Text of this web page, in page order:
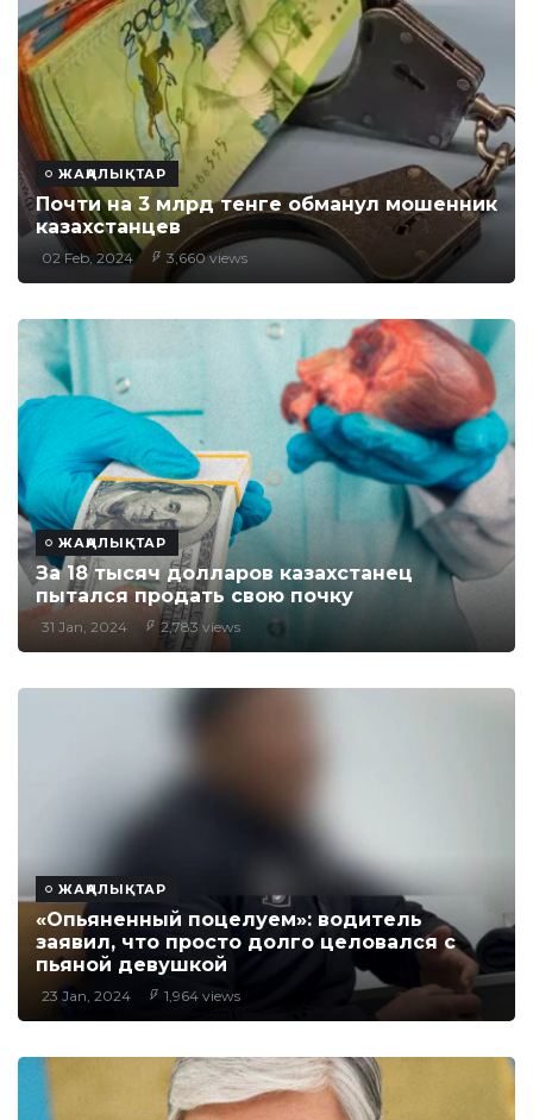
ЖАҢАЛЫҚТАР
Почти на 3 млрд тенге обманул мошенник
казахстанцев
02 Feb, 2024 3,660 views
ЖАҢАЛЫҚТАР
За 18 тысяч долларов казахстанец
пытался продать свою почку
31 Jan, 2024 2,783 views
ЖАҢАЛЫҚТАР
«Опьяненный поцелуем»: водитель
заявил, что просто долго целовался с
пьяной девушкой
23 Jan, 2024 1,964 views